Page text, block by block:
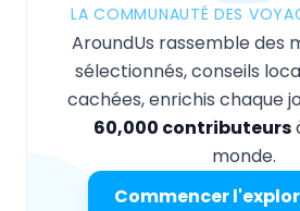
LA COMMUNAUTÉ DES
AroundUs rassemble des
sélectionnés, conseils
cachées, enrichis chaque
60,000 contributeurs
monde.
Commencer